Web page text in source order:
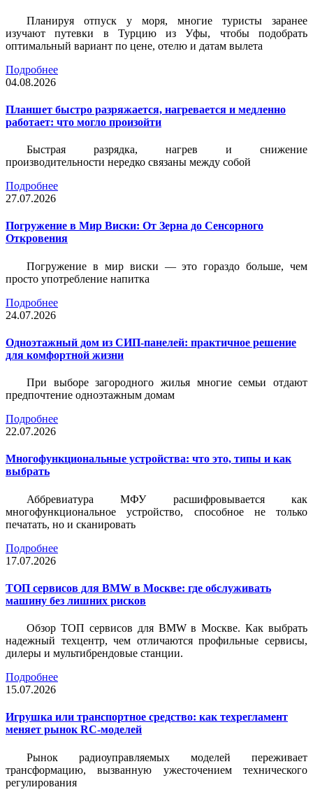
Планируя отпуск у моря, многие туристы заранее
изучают путевки в Турцию из Уфы, чтобы подобрать
оптимальный вариант по цене, отелю и датам вылета
Подробнее
04.08.2026
Планшет быстро разряжается, нагревается и медленно
работает: что могло произойти
Быстрая разрядка, нагрев и снижение
производительности нередко связаны между собой
Подробнее
27.07.2026
Погружение в Мир Виски: От Зерна до Сенсорного
Откровения
Погружение в мир виски — это гораздо больше, чем
просто употребление напитка
Подробнее
24.07.2026
Одноэтажный дом из СИП-панелей: практичное решение
для комфортной жизни
При выборе загородного жилья многие семьи отдают
предпочтение одноэтажным домам
Подробнее
22.07.2026
Многофункциональные устройства: что это, типы и как
выбрать
Аббревиатура МФУ расшифровывается как
многофункциональное устройство, способное не только
печатать, но и сканировать
Подробнее
17.07.2026
ТОП сервисов для BMW в Москве: где обслуживать
машину без лишних рисков
Обзор ТОП сервисов для BMW в Москве. Как выбрать
надежный техцентр, чем отличаются профильные сервисы,
дилеры и мультибрендовые станции.
Подробнее
15.07.2026
Игрушка или транспортное средство: как техрегламент
меняет рынок RC-моделей
Рынок радиоуправляемых моделей переживает
трансформацию, вызванную ужесточением технического
регулирования